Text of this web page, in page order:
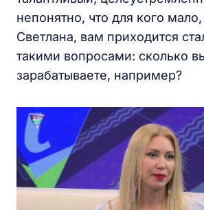
непонятно, что для кого
Светлана, вам приходится
такими вопросами: сколько
зарабатываете, например?